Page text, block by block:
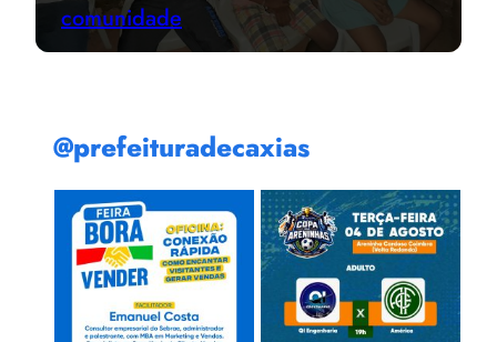
comunidade
@prefeituradecaxias